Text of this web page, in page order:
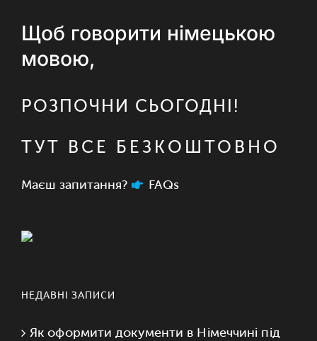
Щоб говорити німецькою
мовою,
РОЗПОЧНИ СЬОГОДНІ!
ТУТ ВСЕ БЕЗКОШТОВНО
Маєш запитання? FAQs
НЕДАВНІ ЗАПИСИ
Як оформити документи в Німеччині під